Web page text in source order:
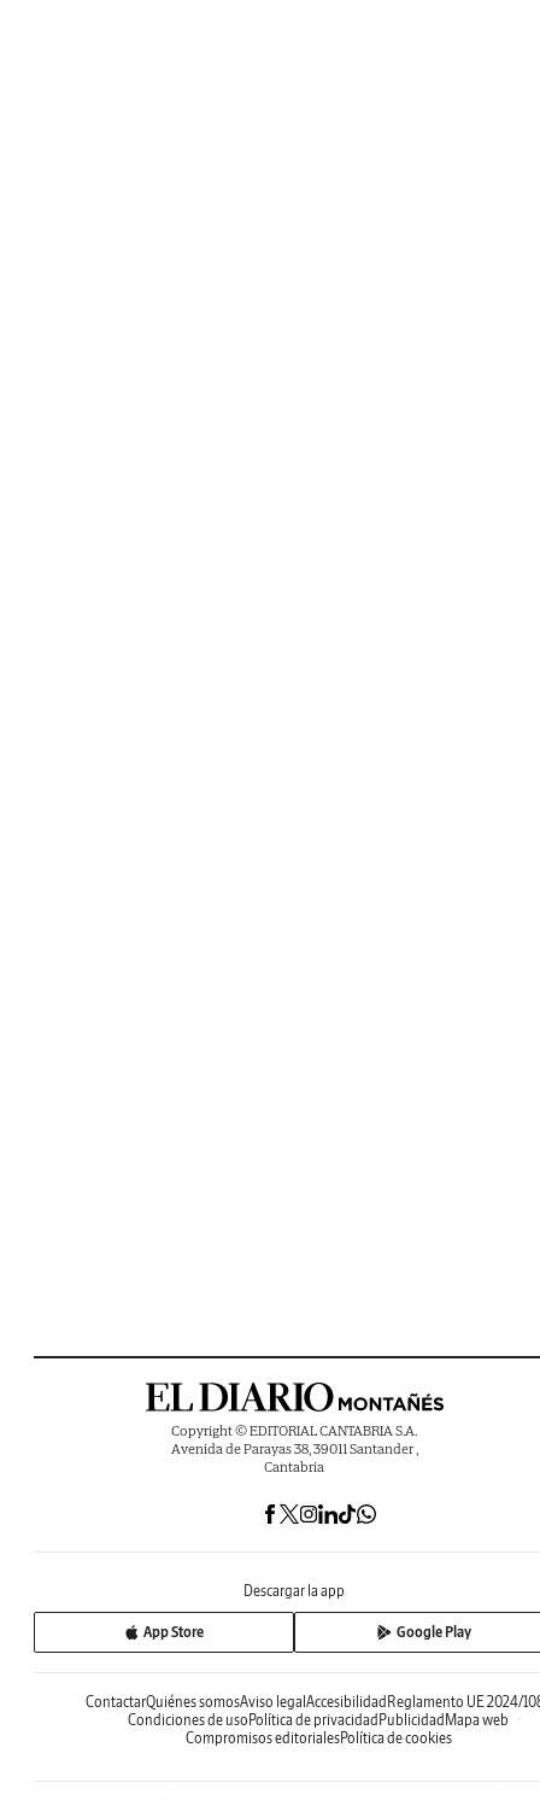
Copyright © EDITORIAL CANTABRIA S.A.
Avenida de Parayas 38, 39011 Santander ,
Cantabria
Descargar la app
App Store Google Play
ContactarQuiénes somosAviso legalAccesibilidadReglamento UE 2024/
Condiciones de usoPolítica de privacidadPublicidadMapa web
Compromisos editorialesPolítica de cookies